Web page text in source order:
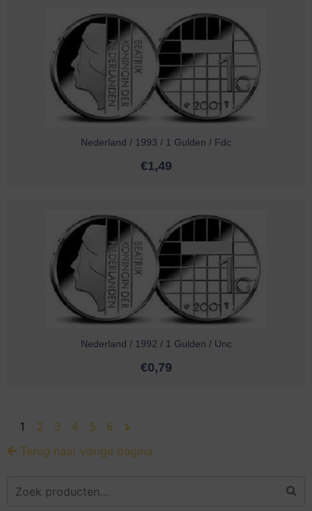
Nederland / 1993 / 1 Gulden / Fdc
€1,49
Nederland / 1992 / 1 Gulden / Unc
€0,79
1 2 3 4 5 6
Terug naar vorige pagina